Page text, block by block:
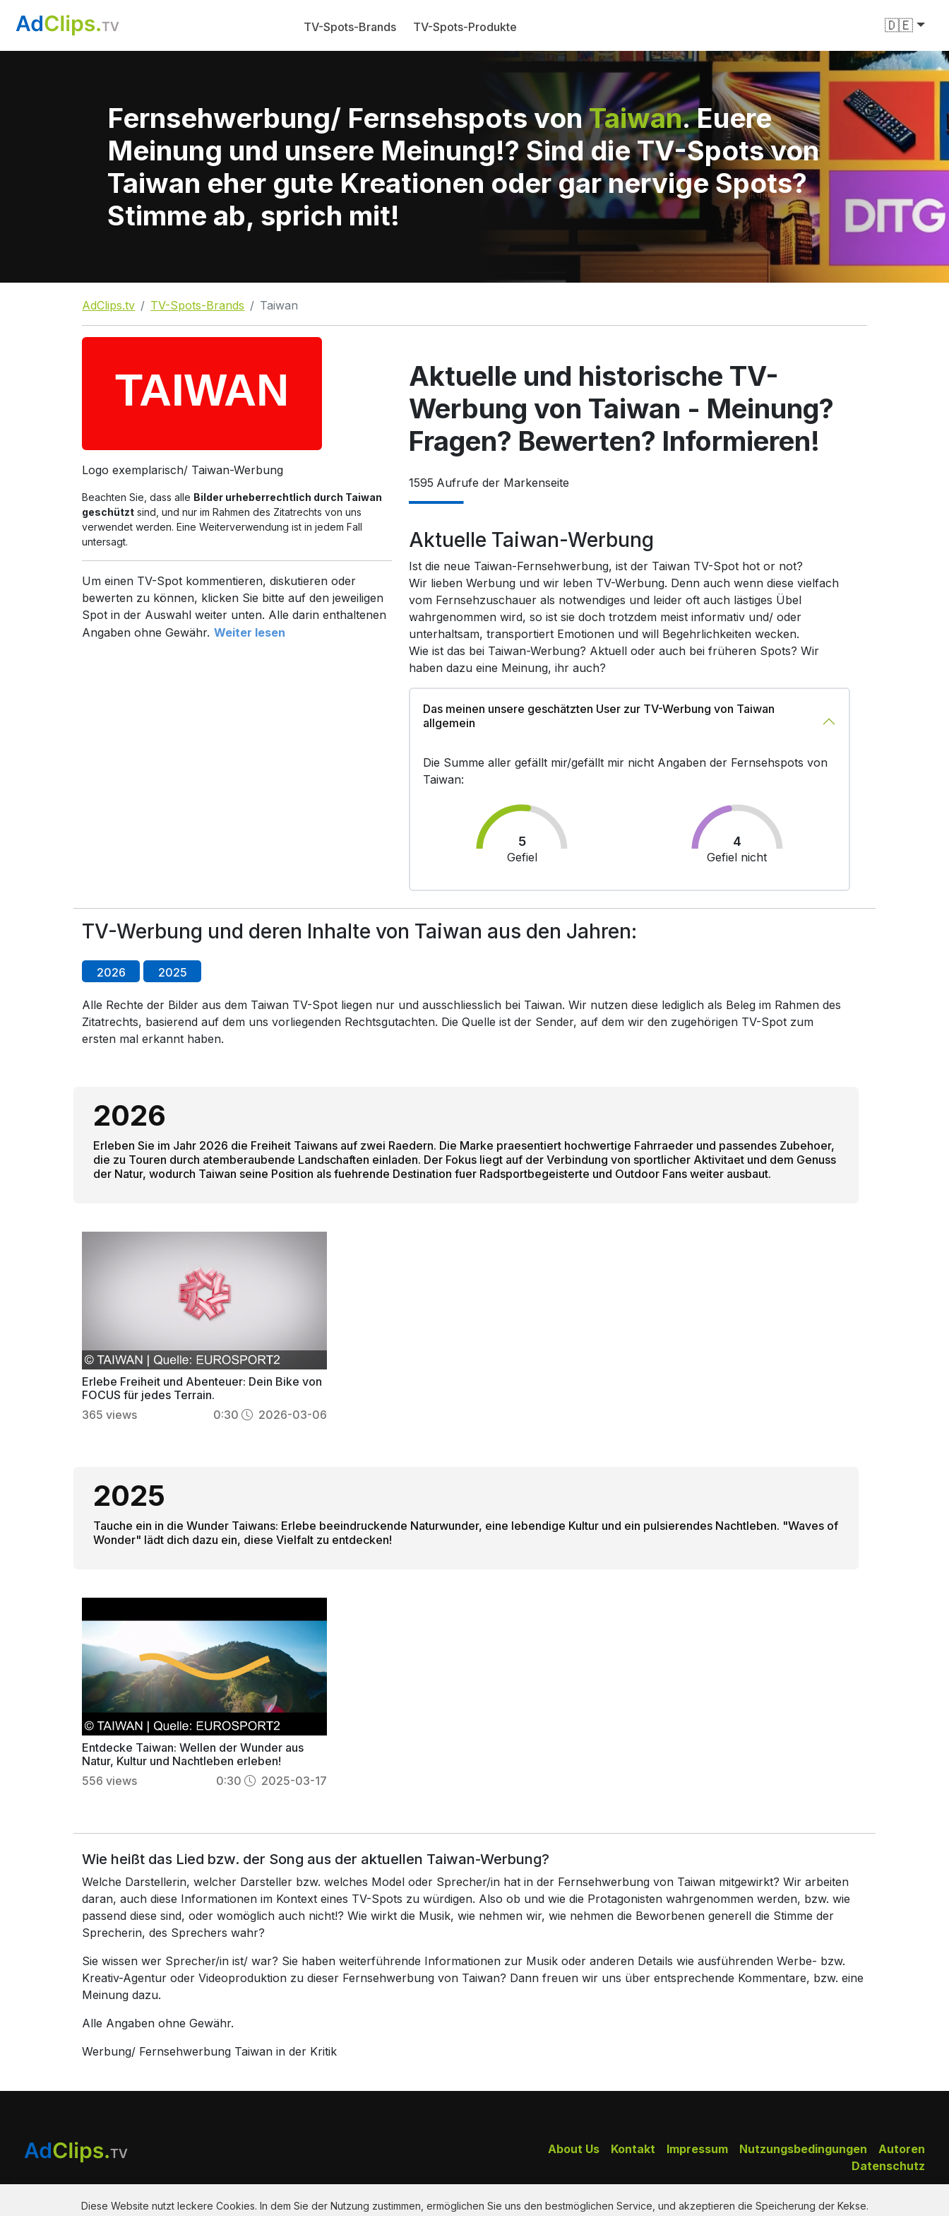
Diese Website nutzt leckere Cookies. In dem Sie der Nutzung zustimmen, ermöglichen Sie uns den bestmöglichen Service, und akzeptieren die Speicherung der Kekse.
TV-Spots-Brands TV-Spots-Produkte 🇩🇪
Fernsehwerbung/ Fernsehspots vonTaiwan. Euere
Meinung und unsere Meinung!? Sind die TV-Spots von
Taiwan eher gute Kreationen oder gar nervige Spots?
Stimme ab, sprich mit!
AdClips.tv TV-Spots-Brands Taiwan
Logo exemplarisch/ Taiwan-Werbung
Beachten Sie, dass alle Bilder urheberrechtlich durch Taiwan
geschützt sind, und nur im Rahmen des Zitatrechts von uns
verwendet werden. Eine Weiterverwendung ist in jedem Fall
untersagt.
Um einen TV-Spot kommentieren, diskutieren oder
bewerten zu können, klicken Sie bitte auf den jeweiligen
Spot in der Auswahl weiter unten. Alle darin enthaltenen
Angaben ohne Gewähr. Weiter lesen
Aktuelle und historische TV-
Werbung von Taiwan - Meinung?
Fragen? Bewerten? Informieren!
1595 Aufrufe der Markenseite
Aktuelle Taiwan-Werbung
Ist die neue Taiwan-Fernsehwerbung, ist der Taiwan TV-Spot hot or not?
Wir lieben Werbung und wir leben TV-Werbung. Denn auch wenn diese vielfach
vom Fernsehzuschauer als notwendiges und leider oft auch lästiges Übel
wahrgenommen wird, so ist sie doch trotzdem meist informativ und/ oder
unterhaltsam, transportiert Emotionen und will Begehrlichkeiten wecken.
Wie ist das bei Taiwan-Werbung? Aktuell oder auch bei früheren Spots? Wir
haben dazu eine Meinung, ihr auch?
Das meinen unsere geschätzten User zur TV-Werbung von Taiwan
allgemein
Die Summe aller gefällt mir/gefällt mir nicht Angaben der Fernsehspots von
Taiwan:
5
Gefiel
4
Gefiel nicht
TV-Werbung und deren Inhalte von Taiwan aus den Jahren:
2026 2025
Alle Rechte der Bilder aus dem Taiwan TV-Spot liegen nur und ausschliesslich bei Taiwan. Wir nutzen diese lediglich als Beleg im Rahmen des
Zitatrechts, basierend auf dem uns vorliegenden Rechtsgutachten. Die Quelle ist der Sender, auf dem wir den zugehörigen TV-Spot zum
ersten mal erkannt haben.
2026
Erleben Sie im Jahr 2026 die Freiheit Taiwans auf zwei Raedern. Die Marke praesentiert hochwertige Fahrraeder und passendes Zubehoer,
die zu Touren durch atemberaubende Landschaften einladen. Der Fokus liegt auf der Verbindung von sportlicher Aktivitaet und dem Genuss
der Natur, wodurch Taiwan seine Position als fuehrende Destination fuer Radsportbegeisterte und Outdoor Fans weiter ausbaut.
Erlebe Freiheit und Abenteuer: Dein Bike von
FOCUS für jedes Terrain.
365 views 0:30 2026-03-06
2025
Tauche ein in die Wunder Taiwans: Erlebe beeindruckende Naturwunder, eine lebendige Kultur und ein pulsierendes Nachtleben. "Waves of
Wonder" lädt dich dazu ein, diese Vielfalt zu entdecken!
Entdecke Taiwan: Wellen der Wunder aus
Natur, Kultur und Nachtleben erleben!
556 views 0:30 2025-03-17
Wie heißt das Lied bzw. der Song aus der aktuellen Taiwan-Werbung?
Welche Darstellerin, welcher Darsteller bzw. welches Model oder Sprecher/in hat in der Fernsehwerbung von Taiwan mitgewirkt? Wir arbeiten
daran, auch diese Informationen im Kontext eines TV-Spots zu würdigen. Also ob und wie die Protagonisten wahrgenommen werden, bzw. wie
passend diese sind, oder womöglich auch nicht!? Wie wirkt die Musik, wie nehmen wir, wie nehmen die Beworbenen generell die Stimme der
Sprecherin, des Sprechers wahr?
Sie wissen wer Sprecher/in ist/ war? Sie haben weiterführende Informationen zur Musik oder anderen Details wie ausführenden Werbe- bzw.
Kreativ-Agentur oder Videoproduktion zu dieser Fernsehwerbung von Taiwan? Dann freuen wir uns über entsprechende Kommentare, bzw. eine
Meinung dazu.
Alle Angaben ohne Gewähr.
Werbung/ Fernsehwerbung Taiwan in der Kritik
Am Hausacker 7 , 85461 Bockhorn
info@adclips.tv
Autoren
Nutzungsbedingungen
Impressum
Kontakt
About Us
Datenschutz
Copy Right Reserved by AdClips.TV @ 2026